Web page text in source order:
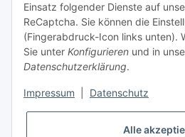
Einsatz folgender Dienste auf
ReCaptcha. Sie können die
(Fingerabdruck-Icon links unten).
Sie unter Konfigurieren und in
Datenschutzerklärung.
Impressum Datenschutz
Alle